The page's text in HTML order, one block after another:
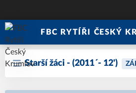
FBC RYTÍŘI ČESKÝ
Starší žáci - (2011´- 12')